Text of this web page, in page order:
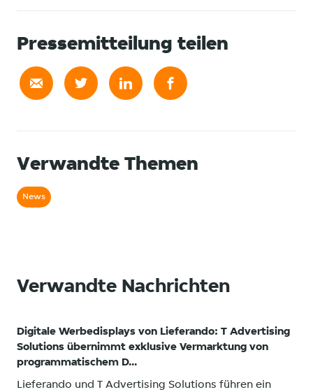
Pressemitteilung teilen
Verwandte Themen
News
Verwandte Nachrichten
Digitale Werbedisplays von Lieferando: T Advertising
Solutions übernimmt exklusive Vermarktung von
programmatischem D...
Lieferando und T Advertising Solutions führen ein